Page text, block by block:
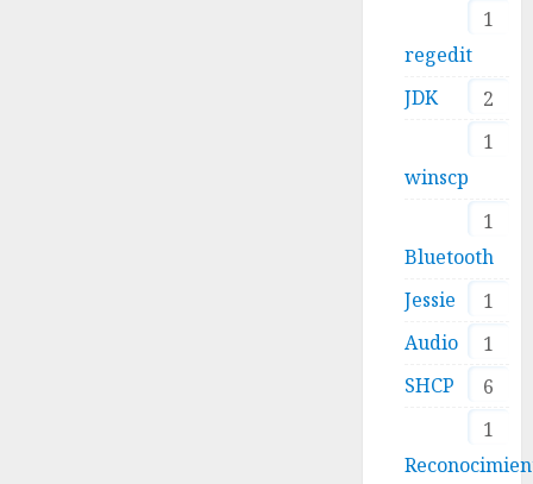
1
regedit
2
JDK
1
winscp
1
Bluetooth
1
Jessie
1
Audio
6
SHCP
1